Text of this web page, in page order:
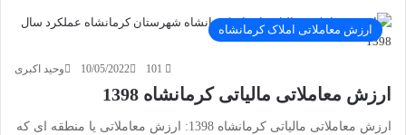
ارزش معاملاتی املاک کرمانشاه
وحید اکبری 10/05/2022
ارزش معاملاتی مالیاتی کرمانشاه 1398
ارزش معاملاتی مالیاتی کرمانشاه 1398: ارزش معاملاتی یا منطقه ای که